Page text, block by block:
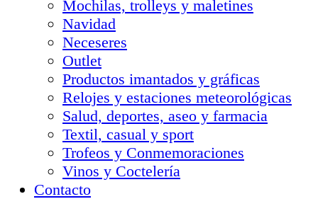
Mochilas, trolleys y maletines
Navidad
Neceseres
Outlet
Productos imantados y gráficas
Relojes y estaciones meteorológicas
Salud, deportes, aseo y farmacia
Textil, casual y sport
Trofeos y Conmemoraciones
Vinos y Coctelería
Contacto